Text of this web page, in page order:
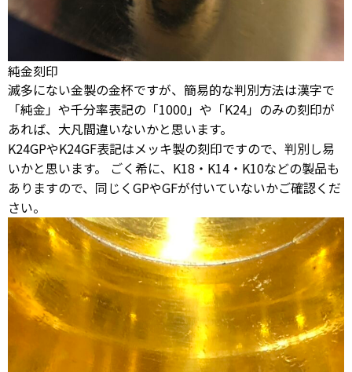
純金刻印
滅多にない金製の金杯ですが、簡易的な判別方法は漢字で
「純金」や千分率表記の「1000」や「K24」のみの刻印が
あれば、大凡間違いないかと思います。
K24GPやK24GF表記はメッキ製の刻印ですので、判別し易
いかと思います。 ごく希に、K18・K14・K10などの製品も
ありますので、同じくGPやGFが付いていないかご確認くだ
さい。